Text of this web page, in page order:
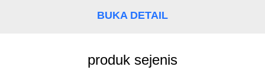
BUKA DETAIL
produk sejenis